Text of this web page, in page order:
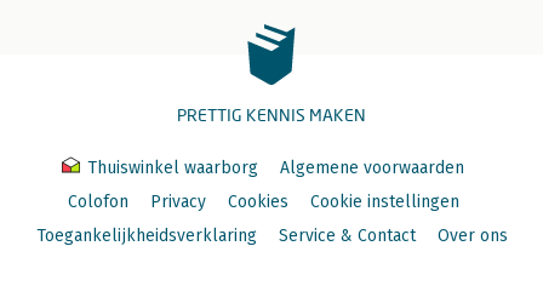
PRETTIG KENNIS MAKEN
Thuiswinkel waarborg
Algemene voorwaarden
Colofon
Privacy Cookies
Cookie instellingen
Toegankelijkheidsverklaring
Service & Contact Over ons